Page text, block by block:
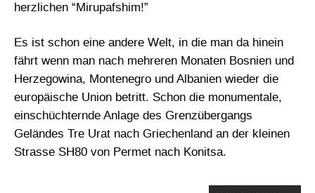
herzlichen “Mirupafshim!”
Es ist schon eine andere Welt, in die man da hinein
fährt wenn man nach mehreren Monaten Bosnien und
Herzegowina, Montenegro und Albanien wieder die
europäische Union betritt. Schon die monumentale,
einschüchternde Anlage des Grenzübergangs
Geländes Tre Urat nach Griechenland an der kleinen
Strasse SH80 von Permet nach Konitsa.